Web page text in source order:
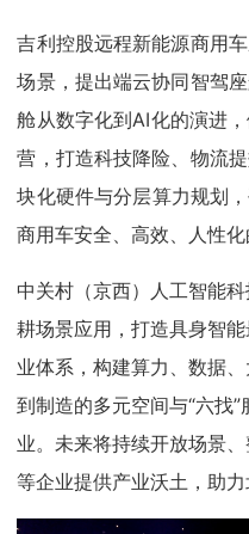
吉利控股远程新能源商用
场景，提出端云协同智驾
舱从数字化到AI化的演进
营，打造科技降险、物流
块化硬件与分层算力规划
商用车安全、高效、人性化
中关村（京西）人工智能
耕场景应用，打造具身智
业体系，构建算力、数据
到制造的多元空间与“六找
业。未来将持续开放场景
等企业提供产业沃土，助